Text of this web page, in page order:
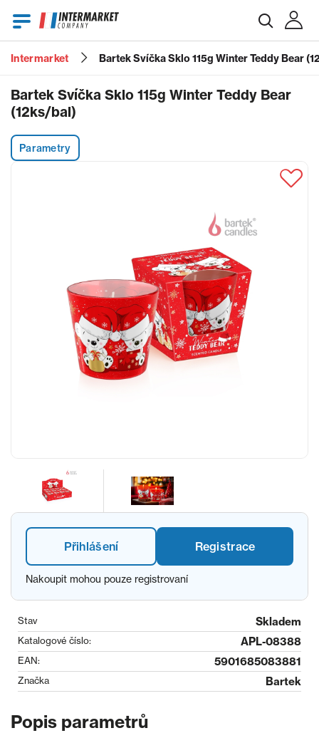
Heslo
Intermarket Bartek Svíčka Sklo 115g Winter Teddy Bear
Bartek Svíčka Sklo 115g Winter Teddy Bear
(12ks/bal)
Parametry
Přihlášení Registrace
Nakoupit mohou pouze registrovaní
Stav Skladem
Katalogové číslo: APL-08388
EAN: 5901685083881
Značka Bartek
Popis parametrů